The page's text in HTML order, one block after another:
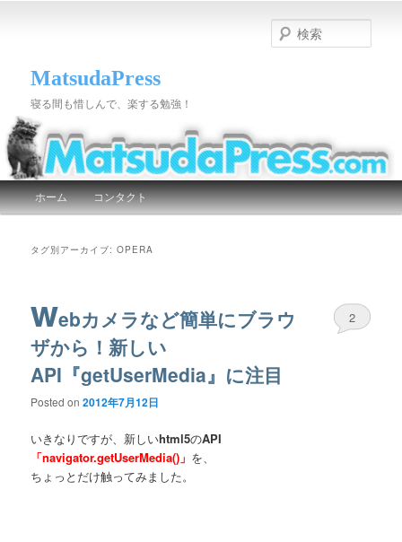
MatsudaPress
寝る間も惜しんで、楽する勉強！
索
メインメニュー
メインコンテンツへ移動
サブコンテンツへ移動
ホーム コンタクト
タグ別アーカイブ:OPERA
webカメラなど簡単にブラウ
ザから！新しい
API『getUserMedia』に注目
Posted on2012年7月12日
2
いきなりですが、新しいhtml5のAPI
「navigator.getUserMedia()」 を、
ちょっとだけ触ってみました。